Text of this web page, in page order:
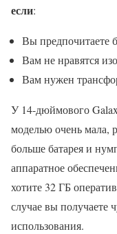
если:
Вы предпочитаете
Вам не нравятся
Вам нужен
У 14-дюймового
моделью очень мала,
больше батарея и
аппаратное
хотите 32 ГБ
случае вы получаете
использования.